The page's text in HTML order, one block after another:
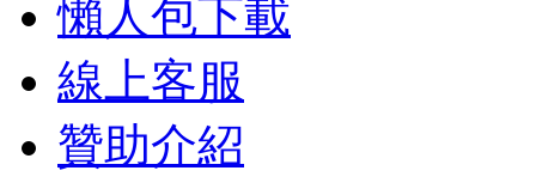
懶人包下載
線上客服
贊助介紹